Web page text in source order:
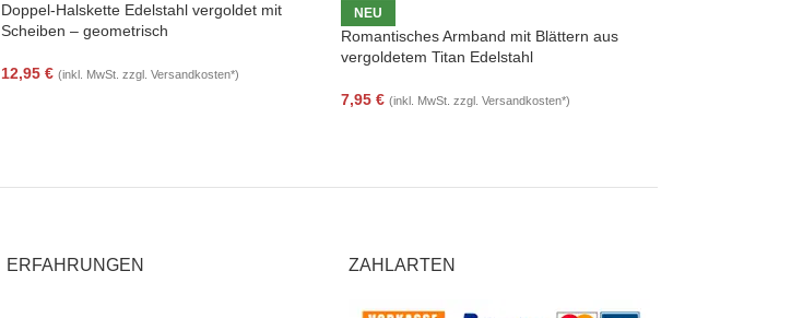
Doppel-Halskette Edelstahl vergoldet mit
Scheiben – geometrisch
12,95 € (inkl. MwSt. zzgl. Versandkosten*)
NEU
Romantisches Armband mit Blättern aus
vergoldetem Titan Edelstahl
7,95 € (inkl. MwSt. zzgl. Versandkosten*)
ERFAHRUNGEN ZAHLARTEN